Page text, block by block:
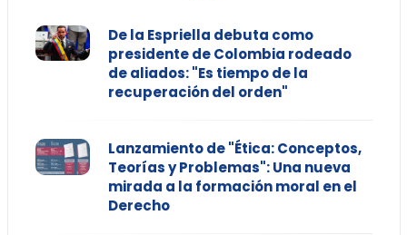
De la Espriella debuta como
presidente de Colombia rodeado
de aliados: "Es tiempo de la
recuperación del orden"
Lanzamiento de "Ética: Conceptos,
Teorías y Problemas": Una nueva
mirada a la formación moral en el
Derecho